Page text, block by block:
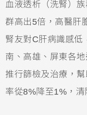
血液透析（洗腎）
群高出5倍，高醫肝
腎友對C肝病識感低
南、高雄、屏東各
推行篩檢及治療，
率從8%降至1%，清